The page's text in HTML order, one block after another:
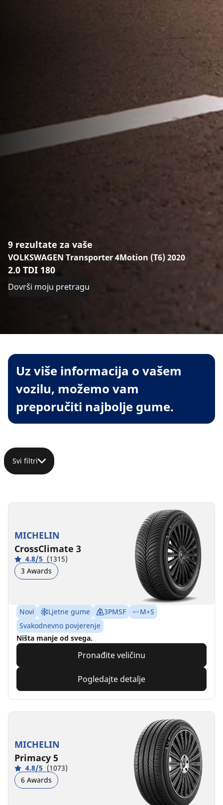
9 rezultate za vaše
VOLKSWAGEN Transporter 4Motion (T6) 2020
2.0 TDI 180
Dovrši moju pretragu
Uz više informacija o vašem
vozilu, možemo vam
preporučiti najbolje gume.
Svi filtri
MICHELIN
CrossClimate 3
4.8/5 (1315)
3 Awards
Novi Ljetne gume 3PMSF
M+S
Svakodnevno povjerenje
Ništa manje od svega.
Pronađite veličinu
Pogledajte detalje
MICHELIN
Primacy 5
4.8/5 (1073)
6 Awards